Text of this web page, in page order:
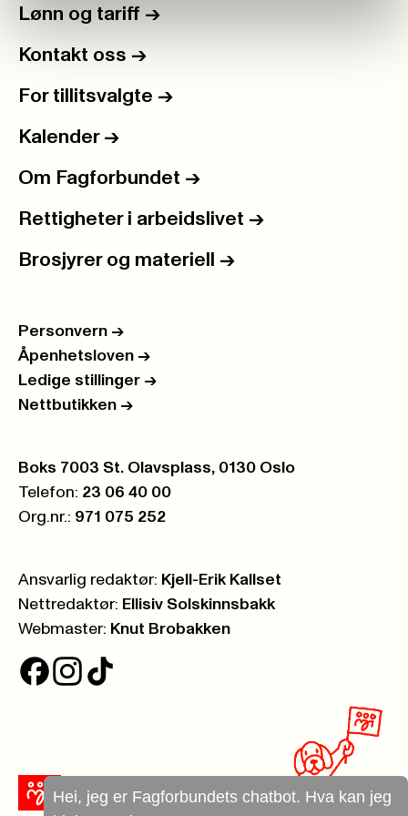
Hei, jeg er Fagforbundets chatbot. Hva kan jeg
Lønn og tariff ->
Kontakt oss ->
For tillitsvalgte ->
Kalender ->
Om Fagforbundet ->
Rettigheter i arbeidslivet ->
Brosjyrer og materiell ->
Personvern ->
Åpenhetsloven ->
Ledige stillinger ->
Nettbutikken ->
Postboks:
Boks 7003 St. Olavsplass, 0130 Oslo
Telefon: 23 06 40 00
Org.nr.: 971 075 252
Ansvarlig redaktør: Kjell-Erik Kallset
Nettredaktør: Ellisiv Solskinnsbakk
Webmaster: Knut Brobakken